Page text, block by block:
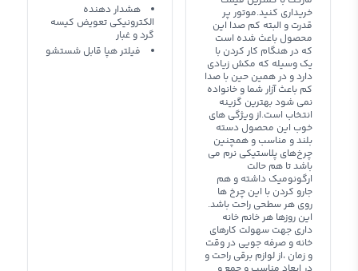
خریداری کنید.موتور پر
قدرت و البته کم صدا این
محصول باعث شده است
که در هنگام کار کردن با
یک وسیله که مکش زیادی
دارد و در همین حین با صدا
کم باعث آزار شما و خانواده
نمی شود بهترین گزینه
انتخاب است.از ویژگی های
خوب این محصول دسته
بلند و مناسب و همچنین
چرخ‌های پلاستیکی نرم می
باشد تا هم حالت
ارگونومیک داشته و هم
جارو کردن با این چرخ ها
روی هر سطحی راحت باشد.
این روزها هر خانم خانه
داری جهت سهولت کارهای
خانه و صرفه جویی در وقت
و زمان ،از لوازم برقی راحت و
هشدار دهنده
الکترونیکی تعویض کیسه
گرد و غبار
فیلتر هپا قابل شستشو